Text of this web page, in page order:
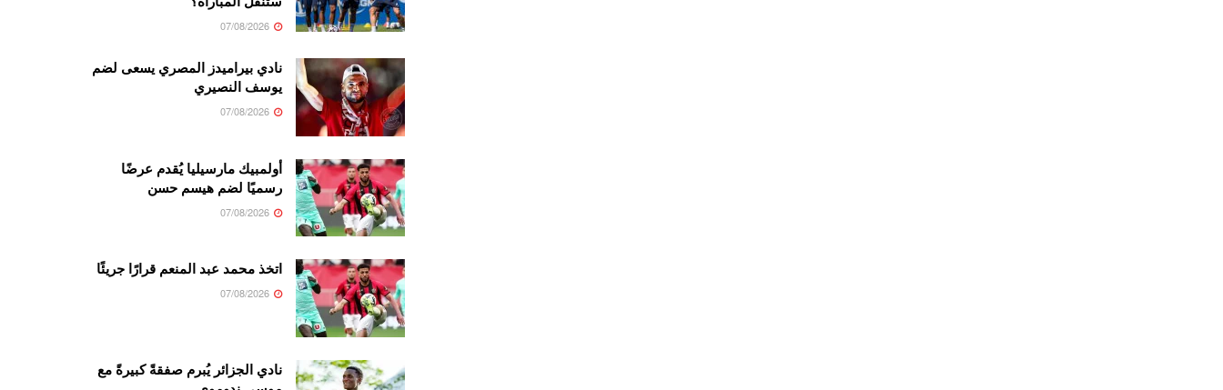
نادي بيراميدز المصري يسعى لضم
يوسف النصيري
أولمبيك مارسيليا يُقدم عرضًا
رسميًا لضم هيسم حسن
اتخذ محمد عبد المنعم قرارًا جريئًا
نادي الجزائر يُبرم صفقةً كبيرةً مع